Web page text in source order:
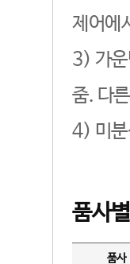
제어에
3) 가
줌. 다
4) 미분
품사
품사